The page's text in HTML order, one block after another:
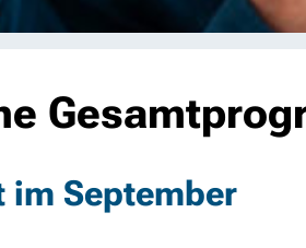
September